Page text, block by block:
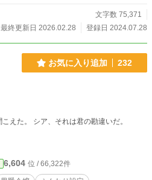
文字数 75,371
最終更新日 2026.02.28
登録日 2024.07.28
お気に入り追加 232
僕の婚約者 シンシアの心の声が聞こえた。 シア、それは君の勘違いだ。
6,604 位 / 66,322件